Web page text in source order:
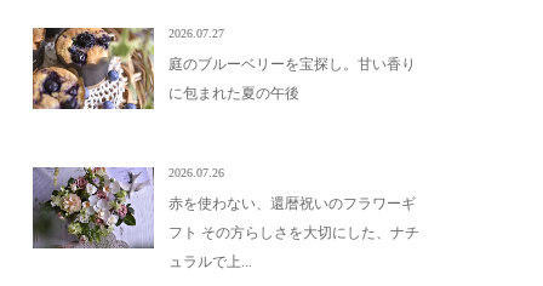
2026.07.27
庭のブルーベリーを宝探し。甘い香り
に包まれた夏の午後
2026.07.26
赤を使わない、還暦祝いのフラワーギ
フト その方らしさを大切にした、ナチ
ュラルで上...